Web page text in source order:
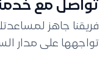
تواصل مع
فريقنا جاهز
تواجهها على مدار